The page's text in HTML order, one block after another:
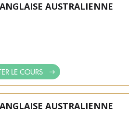
AUSTRALIENNE
LE COURS
AUSTRALIENNE